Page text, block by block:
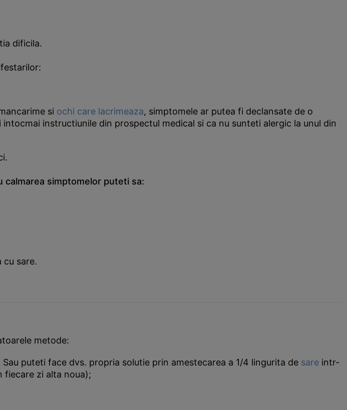
dificila.
si ochi care lacrimeaza, simptomele ar putea fi declansate de o
instructiunile din prospectul medical si ca nu sunteti alergic la unul din
calmarea simptomelor puteti sa:
cu sare.
metode:
puteti face dvs. propria solutie prin amestecarea a 1/4 lingurita de sare intr-
fiecare zi alta noua);